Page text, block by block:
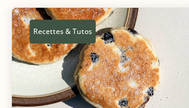
Recettes & Tutos